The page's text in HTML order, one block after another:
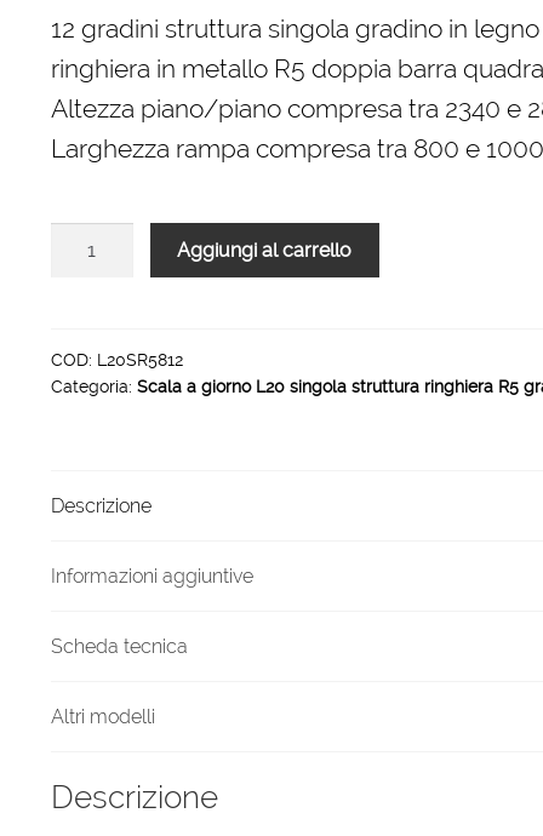
originale
era:
3.648,00 €.
attuale
è:
2.560,00 €.
12 gradini struttura singola gradino in legno
ringhiera in metallo R5 doppia barra
Altezza piano/piano compresa tra 2340 e
Larghezza rampa compresa tra 800 e
struttura
ringhiera
1000
quantità
Aggiungi al carrello
COD: L20SR5812
Categoria: Scala a giorno L20 singola struttura ringhiera R5
Descrizione
Informazioni aggiuntive
Scheda tecnica
Altri modelli
Descrizione